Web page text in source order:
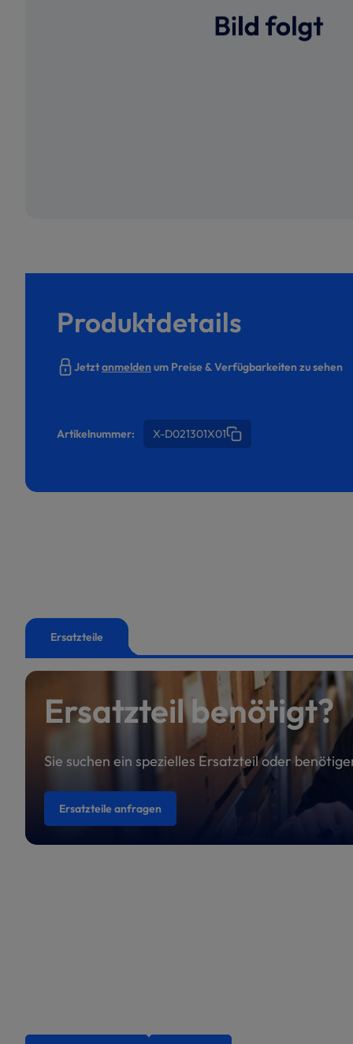
Produktdetails
Jetztanmeldenum Preise & Verfügbarkeiten zu sehen
Artikelnummer: X-D021301X01
Ersatzteile
Ersatzteil benötigt?
Sie suchen ein spezielles Ersatzteil oder
Ersatzteile anfragen